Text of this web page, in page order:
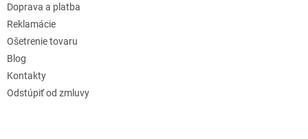
Doprava a platba
Reklamácie
Ošetrenie tovaru
Blog
Kontakty
Odstúpiť od zmluvy